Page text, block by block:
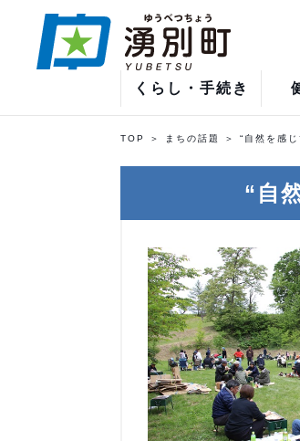
くらし・手続き
TOP まちの話題 “自然を感
“自